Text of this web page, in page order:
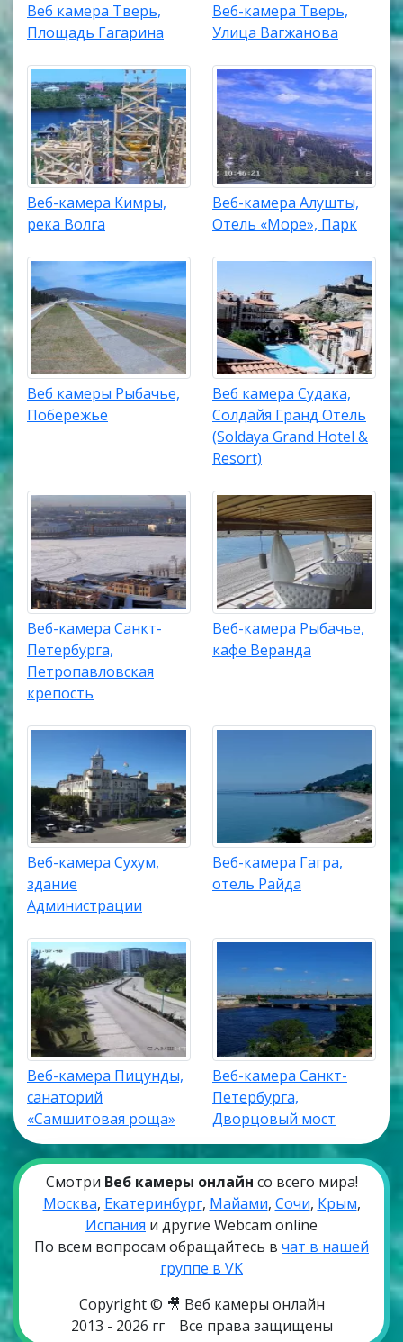
Веб камера Тверь,
Площадь Гагарина
Веб-камера Тверь,
Улица Вагжанова
Веб-камера Кимры,
река Волга
Веб-камера Алушты,
Отель «Море», Парк
Веб камеры Рыбачье,
Побережье
Веб камера Судака,
Солдайя Гранд Отель
(Soldaya Grand Hotel &
Resort)
Веб-камера Санкт-
Петербурга,
Петропавловская
крепость
Веб-камера Рыбачье,
кафе Веранда
Веб-камера Сухум,
здание
Администрации
Веб-камера Гагра,
отель Райда
Веб-камера Пицунды,
санаторий
«Самшитовая роща»
Веб-камера Санкт-
Петербурга,
Дворцовый мост
Смотри Веб камеры онлайн со всего мира!
Москва, Екатеринбург, Майами, Сочи, Крым,
Испания и другие Webcam online
По всем вопросам обращайтесь в чат в нашей
группе в VK
Copyright © 🎥 Веб камеры онлайн
2013 - 2026 гг
Все права защищены